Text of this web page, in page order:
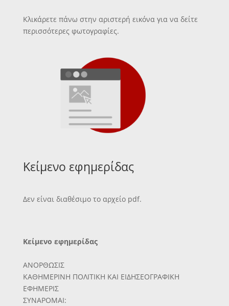
Κλικάρετε πάνω στην αριστερή εικόνα για να δείτε
περισσότερες φωτογραφίες.
Κείμενο εφημερίδας
Δεν είναι διαθέσιμο το αρχείο pdf.
Κείμενο εφημερίδας
ΑΝΟΡΘΩΣΙΣ
ΚΑΘΗΜΕΡΙΝΗ ΠΟΛΙΤΙΚΗ ΚΑΙ ΕΙΔΗΣΕΟΓΡΑΦΙΚΗ
ΕΦΗΜΕΡΙΣ
ΣΥΝΑΡΟΜΑΙ: